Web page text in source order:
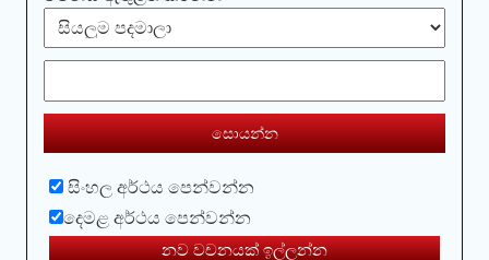
සිංහල අර්ථය පෙන්වන්න
දෙමළ අර්ථය පෙන්වන්න
නව වචනයක‍් ඉල‍්ලන‍්න